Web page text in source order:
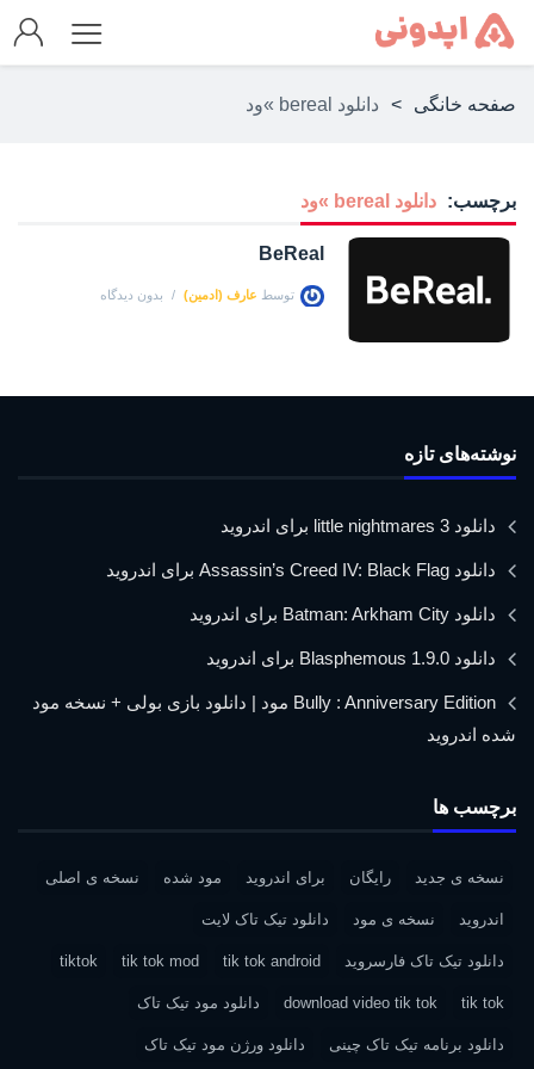
صفحه خانگی > دانلود bereal »ود
برچسب: دانلود bereal »ود
BeReal
توسط عارف (ادمین) بدون دیدگاه
نوشته‌های تازه
دانلود little nightmares 3 برای اندروید
دانلود Assassin’s Creed IV: Black Flag برای اندروید
دانلود Batman: Arkham City برای اندروید
دانلود Blasphemous 1.9.0 برای اندروید
Bully : Anniversary Edition مود | دانلود بازی بولی + نسخه مود
شده اندروید
برچسب ها
نسخه ی جدید رایگان برای اندروید مود شده نسخه ی اصلی
اندروید نسخه ی مود دانلود تیک تاک لایت
دانلود تیک تاک فارسروید tik tok android
tik tok mod
tiktok
tik tok
download video tik tok دانلود مود تیک تاک
دانلود برنامه تیک تاک چینی دانلود ورژن مود تیک تاک